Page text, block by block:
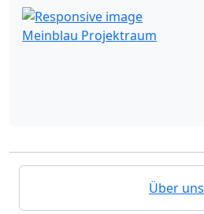
Meinblau Projektraum
Über uns